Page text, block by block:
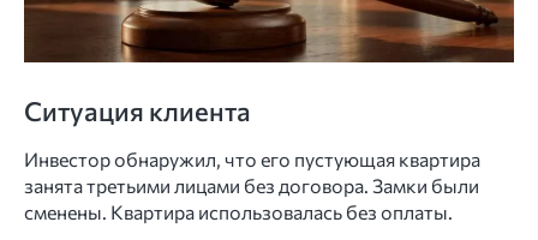
Ситуация клиента
Инвестор обнаружил, что его пустующая квартира
занята третьими лицами без договора. Замки были
сменены. Квартира использовалась без оплаты.